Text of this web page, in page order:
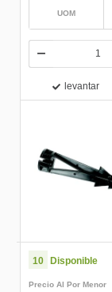
UOM
levantar
10 Disponible
Precio Al Por Menor